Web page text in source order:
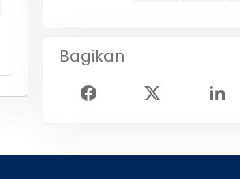
Bagikan